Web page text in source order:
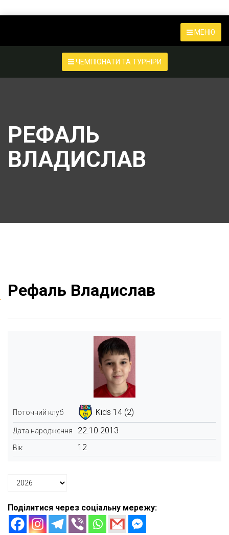
МЕНЮ
ЧЕМПІОНАТИ ТА ТУРНІРИ
РЕФАЛЬ
ВЛАДИСЛАВ
Рефаль Владислав
Поточний клуб Kids 14 (2)
Дата народження 22.10.2013
Вік 12
Поділитися через соціальну мережу: